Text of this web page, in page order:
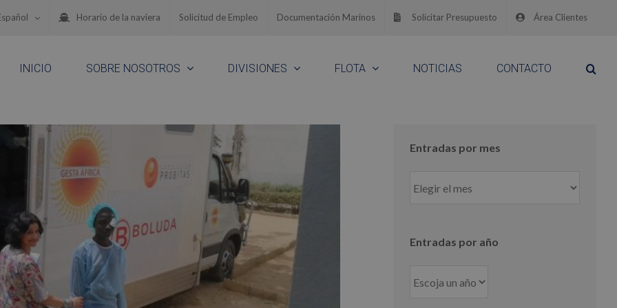
Horario de la naviera Solicitud de Empleo Documentación Marinos Solicitar Presupuesto Área Clientes
INICIO SOBRE NOSOTROS DIVISIONES FLOTA NOTICIAS CONTACTO
Entradas por mes
por
Entradas por año